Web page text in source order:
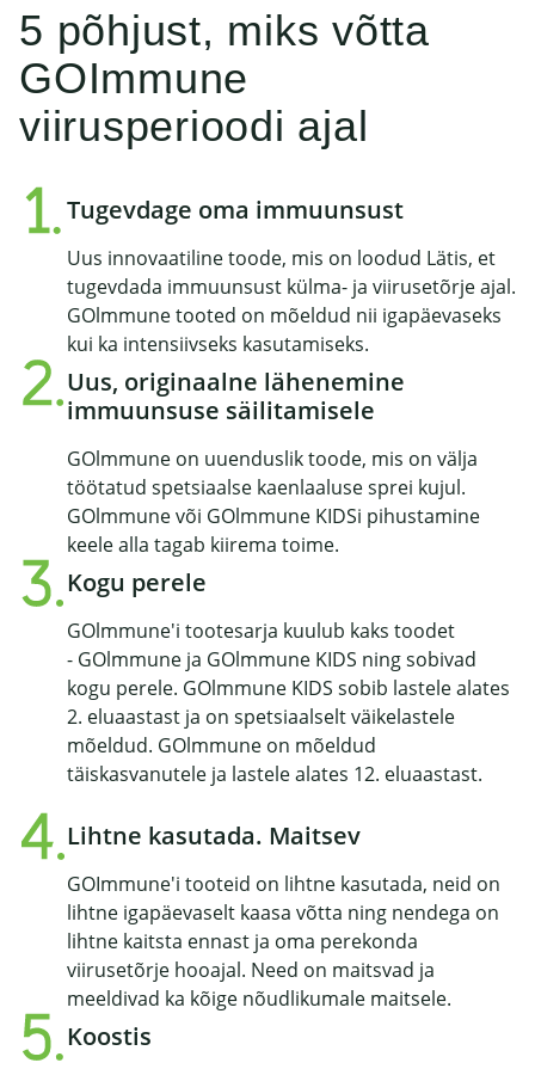
5 põhjust, miks võtta
GOImmune
viirusperioodi ajal
Tugevdage oma immuunsust
Uus innovaatiline toode, mis on loodud Lätis, et
tugevdada immuunsust külma- ja viirusetõrje ajal.
GOlmmune tooted on mõeldud nii igapäevaseks
kui ka intensiivseks kasutamiseks.
Uus, originaalne lähenemine
immuunsuse säilitamisele
GOlmmune on uuenduslik toode, mis on välja
töötatud spetsiaalse kaenlaaluse sprei kujul.
GOlmmune või GOlmmune KIDSi pihustamine
keele alla tagab kiirema toime.
Kogu perele
GOlmmune'i tootesarja kuulub kaks toodet
- GOlmmune ja GOlmmune KIDS ning sobivad
kogu perele. GOlmmune KIDS sobib lastele alates
2. eluaastast ja on spetsiaalselt väikelastele
mõeldud. GOlmmune on mõeldud
täiskasvanutele ja lastele alates 12. eluaastast.
Lihtne kasutada. Maitsev
GOImmune'i tooteid on lihtne kasutada, neid on
lihtne igapäevaselt kaasa võtta ning nendega on
lihtne kaitsta ennast ja oma perekonda
viirusetõrje hooajal. Need on maitsvad ja
meeldivad ka kõige nõudlikumale maitsele.
Koostis